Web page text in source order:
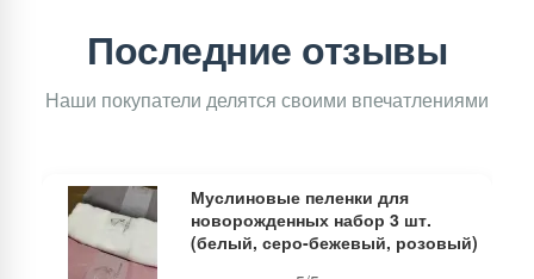
Последние отзывы
Наши покупатели делятся своими впечатлениями
Муслиновые пеленки для
новорожденных набор 3 шт.
(белый, серо-бежевый, розовый)